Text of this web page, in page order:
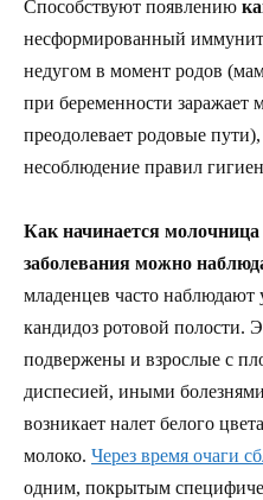
Способствуют появлению
несформированный
недугом в момент родов
при беременности заражает
преодолевает родовые
несоблюдение правил
Как начинается
заболевания можно
младенцев часто наблюдают
кандидоз ротовой полости.
подвержены и взрослые с
диспесией, иными
возникает налет белого
молоко. Через время очаги
одним, покрытым